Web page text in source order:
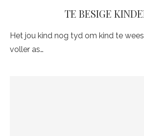
TE BESIGE
Het jou kind nog tyd om kind te
voller as…